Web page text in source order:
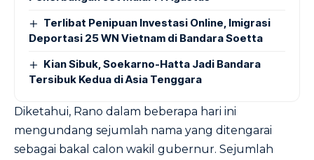
Terlibat Penipuan Investasi Online, Imigrasi
Deportasi 25 WN Vietnam di Bandara Soetta
Kian Sibuk, Soekarno-Hatta Jadi Bandara
Tersibuk Kedua di Asia Tenggara
Diketahui, Rano dalam beberapa hari ini
mengundang sejumlah nama yang ditengarai
sebagai bakal calon wakil gubernur. Sejumlah